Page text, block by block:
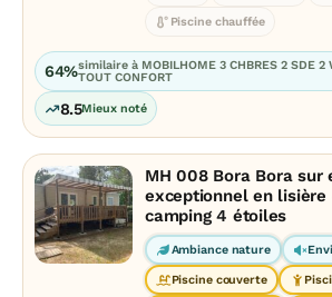
Piscine chauffée
64%similaire à MOBILHOME 3 CHBRES 2 SDE 2
TOUT CONFORT
8.5Mieux noté
MH 008 Bora Bora sur
exceptionnel en
camping 4 étoiles
Ambiance nature
Piscine couverte